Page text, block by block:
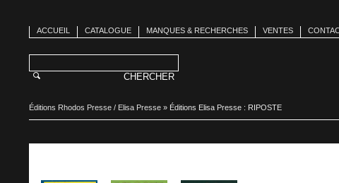
ACCUEIL CATALOGUE MANQUES & RECHERCHES VENTES
Éditions Rhodos Presse / Elisa Presse» Éditions Elisa Presse : RIPOSTE